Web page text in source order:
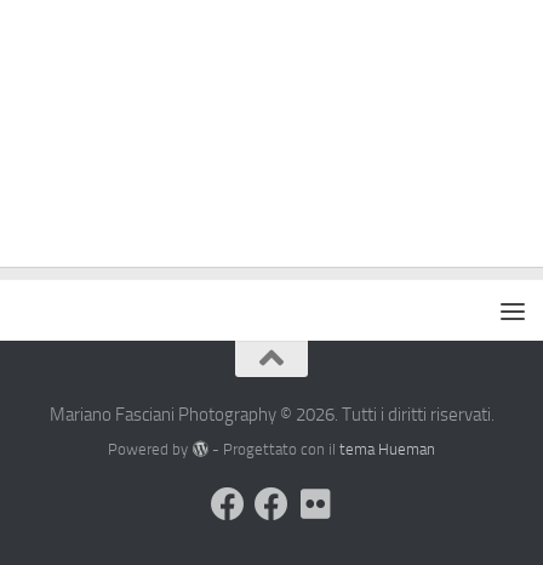
Mariano Fasciani Photography © 2026. Tutti i diritti riservati.
Powered by - Progettato con il tema Hueman